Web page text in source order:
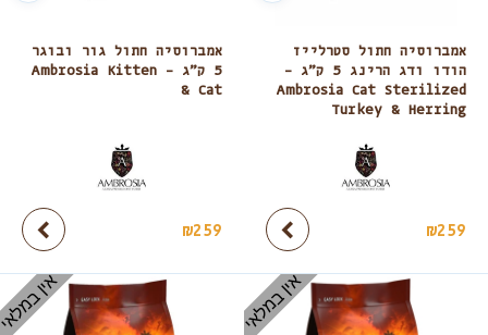
אמברוסיה חתול סטרלייז
הודו ודג הרינג 5 ק”ג –
Ambrosia Cat Sterilized
Turkey & Herring
₪259
אמברוסיה חתול גור ובוגר
5 ק”ג – Ambrosia Kitten
& Cat
₪259
אין במלאי אין